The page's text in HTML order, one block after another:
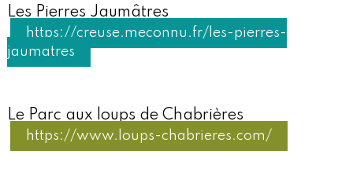
Les Pierres Jaumâtres
https://creuse.meconnu.fr/les-pierres-
jaumatres
Le Parc aux loups de Chabrières
https://www.loups-chabrieres.com/